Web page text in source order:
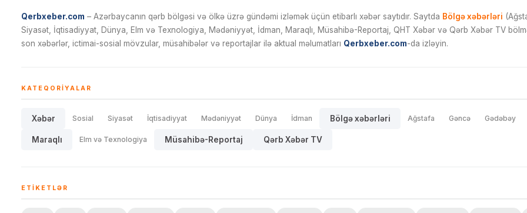
Qerbxeber.com – Azərbaycanın qərb bölgəsi və ölkə üzrə gündəmi izləmək üçün etibarlı xəbər saytıdır. Saytda Bölgə xəbərləri
Siyasət, İqtisadiyyat, Dünya, Elm və Texnologiya, Mədəniyyət, İdman, Maraqlı, Müsahibə-Reportaj, QHT Xəbər və Qərb Xəbər TV
son xəbərlər, ictimai-sosial mövzular, müsahibələr və reportajlar ilə aktual məlumatları Qerbxeber.com-da izləyin.
KATEQORIYALAR
Xəbər Sosial Siyasət İqtisadiyyat Mədəniyyət Dünya İdman Bölgə xəbərləri Ağstafa Gəncə Gədəbəy
Maraqlı Elm və Texnologiya Müsahibə-Reportaj Qərb Xəbər TV
ETIKETLƏR